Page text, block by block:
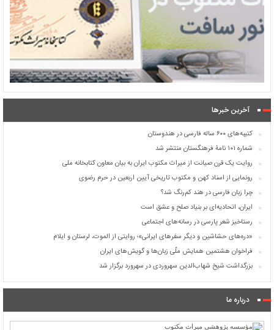
آخرین خبرها
کتیبه‌های ۶۰۰ ساله فارسی در هندوستان
شماره ۱۰۱ نامۀ فرهنگستان منتشر شد
روایت یک قرن صیانت از میراث مکتوب ایران به بیان معاون کتابخانه ملی
رونمایی از اسناد کهن و مکتوب تاریخی آیین اربعین در حرم رضوی
چرا زبان فارسی در هند کم‌رنگ شد؟
ایران، اتحادیه‌ای بر بنیاد صلح و عشق است
رستاخیز شعر پارسی در رسانه‌های اجتماعی
«دره‌های حشاشین و دیگر سفرهای ایرانی»؛ روایتی از الموت، لرستان و ایلام
فراخوان هشتمین همایش ملّی زبان‌ها و گویش‌های ایران
بزرگداشت شیخ شهاب‌الدین سهروردی در سهرورد برگزار شد
درباره ما